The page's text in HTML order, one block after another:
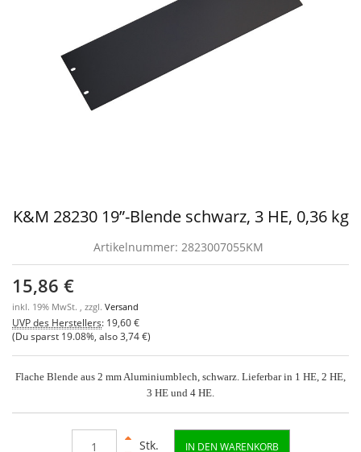
K&M 28230 19”-Blende schwarz, 3 HE, 0,36 kg
Artikelnummer: 2823007055KM
15,86 €
inkl. 19% MwSt. , zzgl. Versand
UVP des Herstellers: 19,60 €
(Du sparst 19.08% , also3,74 €)
Flache Blende aus 2 mm Aluminiumblech, schwarz. Lieferbar in 1 HE, 2 HE,
3 HE und 4 HE.
Stk. IN DEN WARENKORB